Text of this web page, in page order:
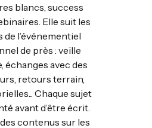
blancs, success
Elle suit les
l’événementiel
de près : veille
échanges avec des
retours terrain,
Chaque sujet
avant d’être écrit.
contenus sur les